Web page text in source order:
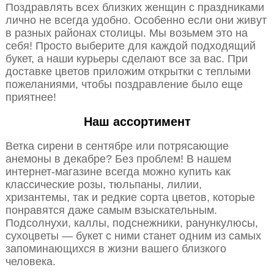
Поздравлять всех близких женщин с праздниками
лично не всегда удобно. Особенно если они живут
в разных районах столицы. Мы возьмем это на
себя! Просто выберите для каждой подходящий
букет, а наши курьеры сделают все за вас. При
доставке цветов приложим открытки с теплыми
пожеланиями, чтобы поздравление было еще
приятнее!
Наш ассортимент
Ветка сирени в сентябре или потрясающие
анемоны в декабре? Без проблем! В нашем
интернет-магазине всегда можно купить как
классические розы, тюльпаны, лилии,
хризантемы, так и редкие сорта цветов, которые
понравятся даже самым взыскательным.
Подсолнухи, каллы, подснежники, ранункулюсы,
сухоцветы — букет с ними станет одним из самых
запоминающихся в жизни вашего близкого
человека.